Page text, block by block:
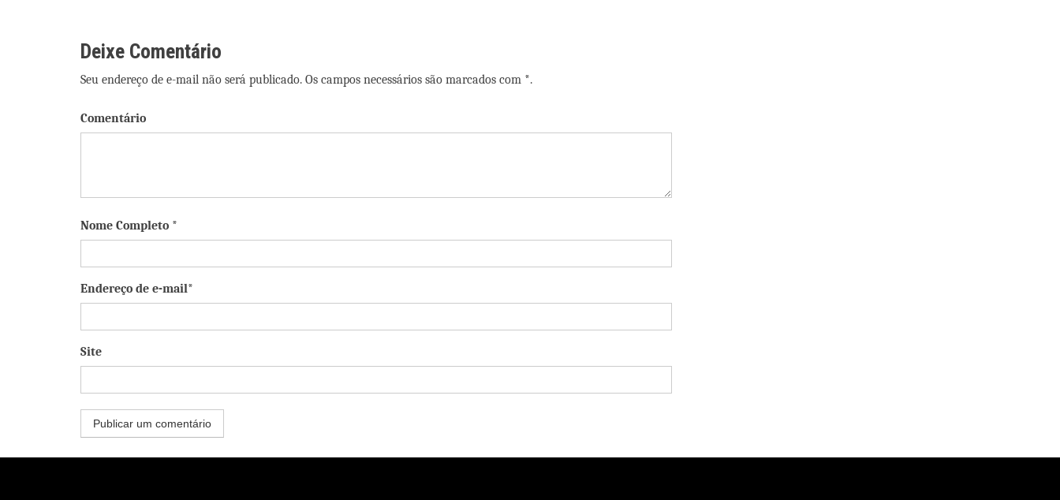
Post
Deixe Comentário
Seu endereço de e-mail não será publicado. Os campos necessários são marcados com *.
Comentário
Nome Completo *
Endereço de e-mail*
Site